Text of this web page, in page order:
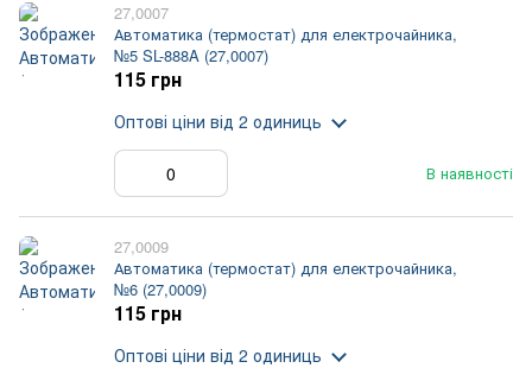
27,0007
Автоматика (термостат) для електрочайника,
№5 SL-888A (27,0007)
В наявності
115 грн
Оптові ціни від 2 одиниць
27,0009
Автоматика (термостат) для електрочайника,
№6 (27,0009)
115 грн
Оптові ціни від 2 одиниць